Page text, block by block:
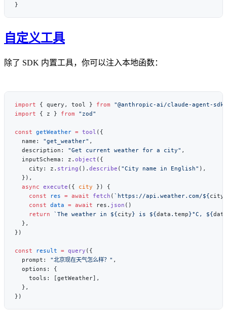
自定义工具
除了 SDK 内置工具，你可以注入本地函数：
import { query, tool } from
import { z } from
const getWeather = tool
  name:
"get_weather"
  description:
"Get current weather for a city"
  inputSchema: z.
object
    city: z.
string (). describe ( "City name in English"
  async
execute ({ city
    const
res = await fetch ( `https://api.weather.com/${city
    const
data = await res. json
    return
`The weather in ${city} is ${data . temp}°C, ${data
const result = query
  prompt:
"北京现在天气怎么样？"